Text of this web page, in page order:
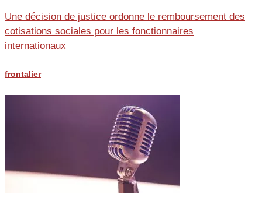
Une décision de justice ordonne le remboursement des
cotisations sociales pour les fonctionnaires
internationaux
frontalier